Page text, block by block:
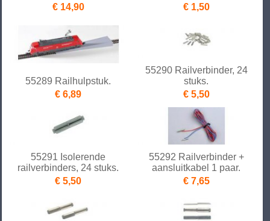
€ 14,90
€ 1,50
55289 Railhulpstuk.
€ 6,89
55290 Railverbinder, 24
stuks.
€ 5,50
55291 Isolerende
railverbinders, 24 stuks.
€ 5,50
55292 Railverbinder +
aansluitkabel 1 paar.
€ 7,65